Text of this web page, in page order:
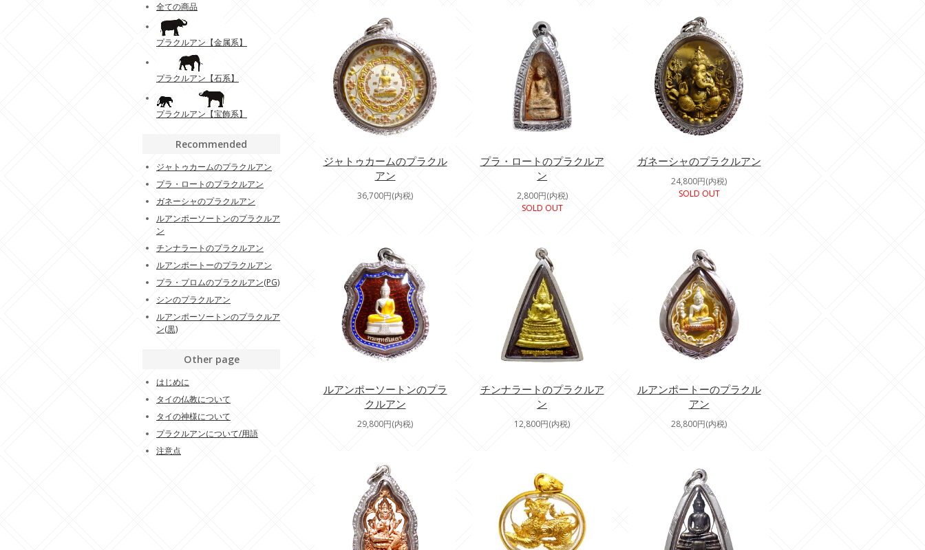
ジャトゥカームのプラクル
アン
36,700円(内税)
プラ・ロートのプラクルア
ン
2,800円(内税)
SOLD OUT
ガネーシャのプラクルアン
24,800円(内税)
SOLD OUT
ルアンポーソートンのプラ
クルアン
29,800円(内税)
チンナラートのプラクルア
ン
12,800円(内税)
ルアンポートーのプラクル
アン
28,800円(内税)
全ての商品
プラクルアン【金属系】
プラクルアン【石系】
プラクルアン【宝飾系】
Recommended
ジャトゥカームのプラクルアン
プラ・ロートのプラクルアン
ガネーシャのプラクルアン
ルアンポーソートンのプラクルア
ン
チンナラートのプラクルアン
ルアンポートーのプラクルアン
プラ・プロムのプラクルアン(PG)
シンのプラクルアン
ルアンポーソートンのプラクルア
ン(黒)
Other page
はじめに
タイの仏教について
タイの神様について
プラクルアンについて/用語
注意点